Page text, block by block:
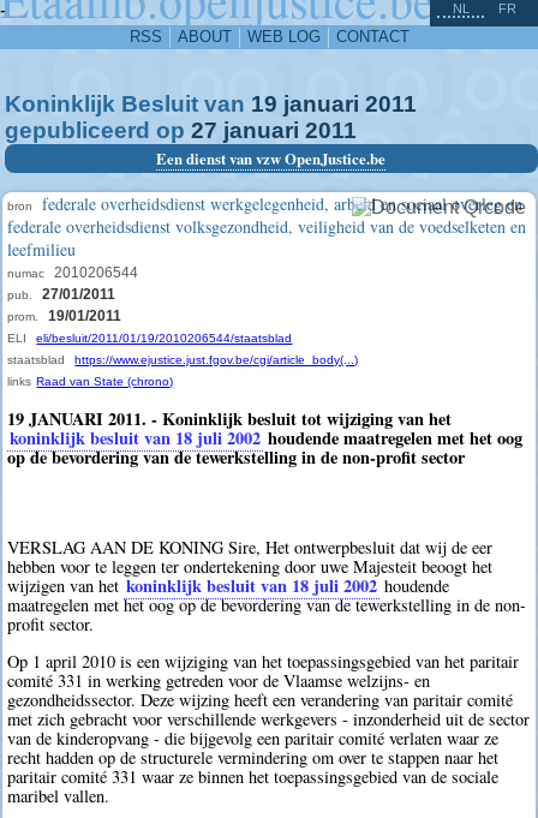
-
RSS ABOUT WEB LOG CONTACT
NL FR
Koninklijk Besluit van 19 januari 2011
gepubliceerd op 27 januari 2011
Een dienst van vzw OpenJustice.be
bron
federale overheidsdienst werkgelegenheid, arbeid en sociaal overleg en
federale overheidsdienst volksgezondheid, veiligheid van de voedselketen en
leefmilieu
numac 2010206544
pub. 27/01/2011
prom. 19/01/2011
ELI
eli/besluit/2011/01/19/2010206544/staatsblad
staatsblad
https://www.ejustice.just.fgov.be/cgi/article_body(...)
links Raad van State (chrono)
19 JANUARI 2011. - Koninklijk besluit tot wijziging van het
koninklijk besluit van 18 juli 2002 houdende maatregelen met het oog
op de bevordering van de tewerkstelling in de non-profit sector
VERSLAG AAN DE KONING Sire, Het ontwerpbesluit dat wij de eer
hebben voor te leggen ter ondertekening door uwe Majesteit beoogt het
wijzigen van het koninklijk besluit van 18 juli 2002 houdende
maatregelen met het oog op de bevordering van de tewerkstelling in de non-
profit sector.
Op 1 april 2010 is een wijziging van het toepassingsgebied van het paritair
comité 331 in werking getreden voor de Vlaamse welzijns- en
gezondheidssector. Deze wijzing heeft een verandering van paritair comité
met zich gebracht voor verschillende werkgevers - inzonderheid uit de sector
van de kinderopvang - die bijgevolg een paritair comité verlaten waar ze
recht hadden op de structurele vermindering om over te stappen naar het
paritair comité 331 waar ze binnen het toepassingsgebied van de sociale
maribel vallen.
^